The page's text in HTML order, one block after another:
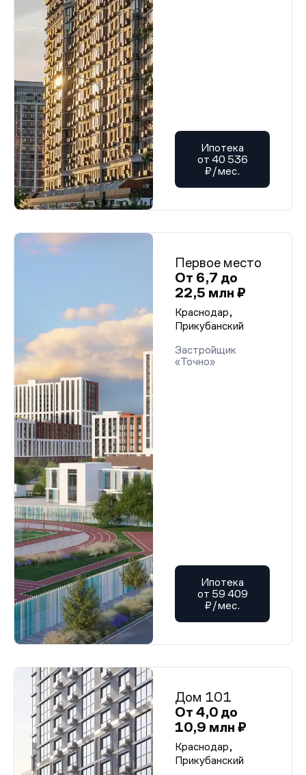
Ипотека
от 40 536
₽/мес.
Первое место
От 6,7 до
22,5 млн ₽
Краснодар,
Прикубанский
Застройщик
«Точно»
Ипотека
от 59 409
₽/мес.
Дом 101
От 4,0 до
10,9 млн ₽
Краснодар,
Прикубанский